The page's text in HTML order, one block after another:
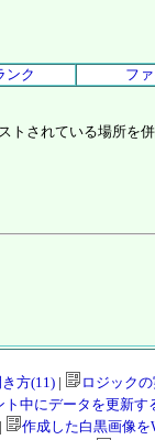
ンク フ
されている場所を併
方(11)| ロジック
ト中にデータを更新す
作成した白黒画像を